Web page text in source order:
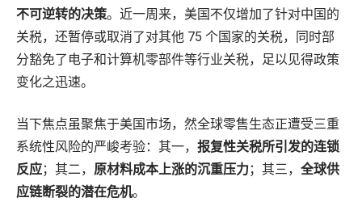
不可逆转的决策。近一周来，美国不仅增加了针对中国的
关税，还暂停或取消了对其他 75 个国家的关税，同时部
分豁免了电子和计算机零部件等行业关税，足以见得政策
变化之迅速。
当下焦点虽聚焦于美国市场，然全球零售生态正遭受三重
系统性风险的严峻考验：其一， 报复性关税所引发的连锁
反应；其二， 原材料成本上涨的沉重压力；其三， 全球供
应链断裂的潜在危机。